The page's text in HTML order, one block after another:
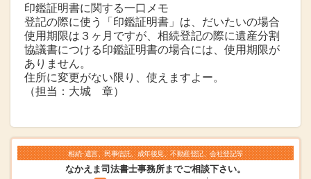
印鑑証明書に関する一口メモ
登記の際に使う「印鑑証明書」は、だいたいの場合
使用期限は３ヶ月ですが、相続登記の際に遺産分割
協議書につける印鑑証明書の場合には、使用期限が
ありません。
住所に変更がない限り、使えますよー。
（担当：大城 章）
相続･遺言、民事信託、成年後見、不動産登記、会社登記等
なかえま司法書士事務所までご相談下さい。